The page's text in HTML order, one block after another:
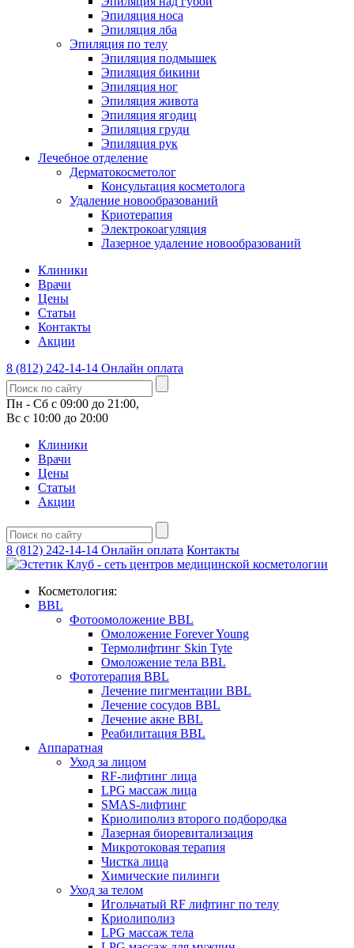
Эпиляция носа
Эпиляция лба
Эпиляция по телу
Эпиляция подмышек
Эпиляция бикини
Эпиляция ног
Эпиляция живота
Эпиляция ягодиц
Эпиляция груди
Эпиляция рук
Лечебное отделение
Дерматокосметолог
Консультация косметолога
Удаление новообразований
Криотерапия
Электрокоагуляция
Лазерное удаление новообразований
Клиники
Врачи
Цены
Статьи
Контакты
Акции
8 (812) 242-14-14 Онлайн оплата
Пн - Сб с 09:00 до 21:00,
Вс с 10:00 до 20:00
Клиники
Врачи
Цены
Статьи
Акции
8 (812) 242-14-14 Онлайн оплата Контакты
Косметология:
BBL
Фотоомоложение BBL
Омоложение Forever Young
Термолифтинг Skin Tyte
Омоложение тела BBL
Фототерапия BBL
Лечение пигментации BBL
Лечение сосудов BBL
Лечение акне BBL
Реабилитация BBL
Аппаратная
Уход за лицом
RF-лифтинг лица
LPG массаж лица
SMAS-лифтинг
Криолиполиз второго подбородка
Лазерная биоревитализация
Микротоковая терапия
Чистка лица
Химические пилинги
Уход за телом
Игольчатый RF лифтинг по телу
Криолиполиз
LPG массаж тела